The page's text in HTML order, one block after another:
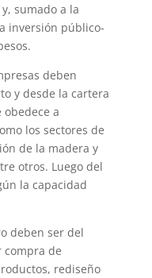
sumado a la
inversión público-
deben
y desde la cartera
a
los sectores de
de la madera y
otros. Luego del
la capacidad
deben ser del
de
rediseño